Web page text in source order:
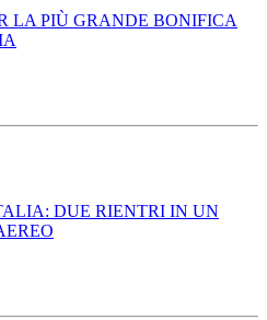
LA PIÙ GRANDE BONIFICA
DUE RIENTRI IN UN